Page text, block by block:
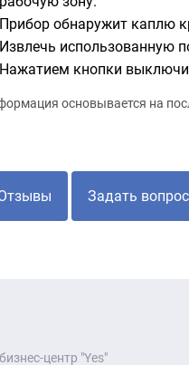
Прибор обнаружит каплю
Извлечь использованную
Нажатием кнопки
основывается на
Задать вопрос
центр "Yes"